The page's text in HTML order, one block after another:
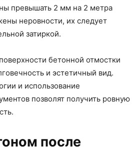
превышать 2 мм на 2 метра
неровности, их следует
затиркой.
бетонной отмостки
и эстетичный вид.
и использование
позволят получить ровную
после